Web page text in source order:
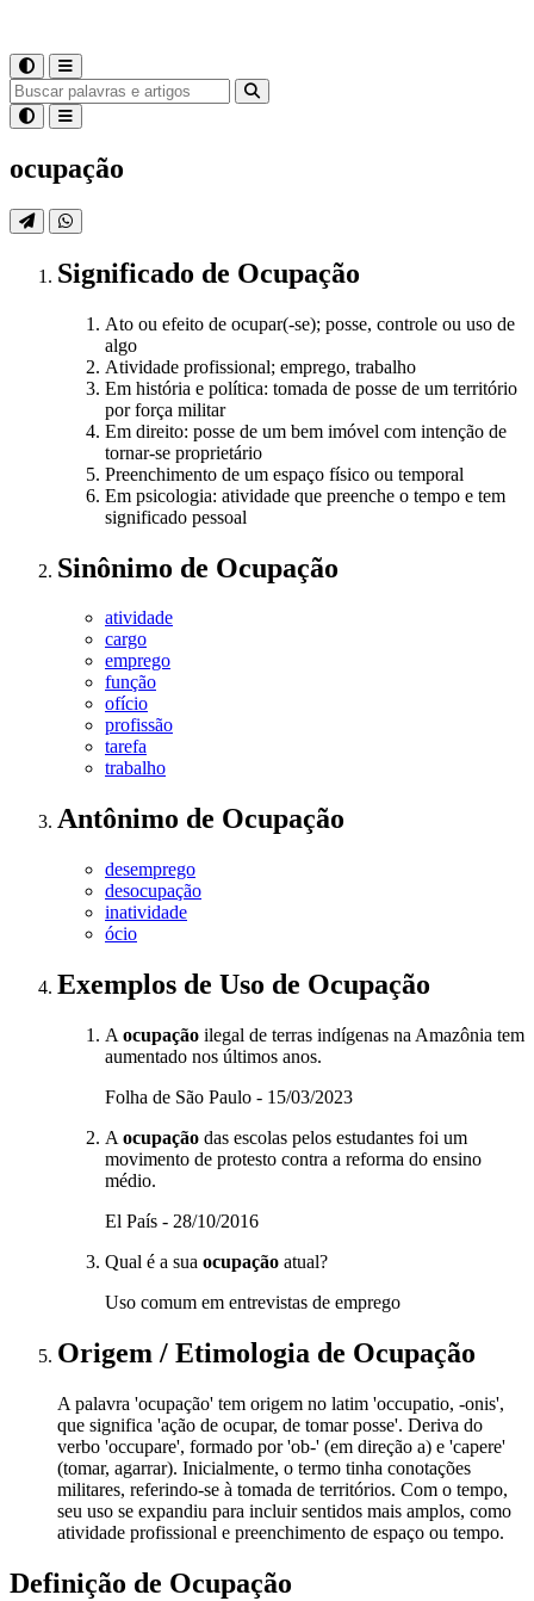
ocupação
Significado de Ocupação
Ato ou efeito de ocupar(-se); posse, controle ou uso de
algo
Atividade profissional; emprego, trabalho
Em história e política: tomada de posse de um território
por força militar
Em direito: posse de um bem imóvel com intenção de
tornar-se proprietário
Preenchimento de um espaço físico ou temporal
Em psicologia: atividade que preenche o tempo e tem
significado pessoal
Sinônimo de Ocupação
atividade
cargo
emprego
função
ofício
profissão
tarefa
trabalho
Antônimo de Ocupação
desemprego
desocupação
inatividade
ócio
Exemplos de Uso de Ocupação
A ocupação ilegal de terras indígenas na Amazônia tem
aumentado nos últimos anos.
Folha de São Paulo - 15/03/2023
A ocupação das escolas pelos estudantes foi um
movimento de protesto contra a reforma do ensino
médio.
El País - 28/10/2016
Qual é a sua ocupação atual?
Uso comum em entrevistas de emprego
Origem / Etimologia de Ocupação
A palavra 'ocupação' tem origem no latim 'occupatio, -onis',
que significa 'ação de ocupar, de tomar posse'. Deriva do
verbo 'occupare', formado por 'ob-' (em direção a) e 'capere'
(tomar, agarrar). Inicialmente, o termo tinha conotações
militares, referindo-se à tomada de territórios. Com o tempo,
seu uso se expandiu para incluir sentidos mais amplos, como
atividade profissional e preenchimento de espaço ou tempo.
Definição de Ocupação